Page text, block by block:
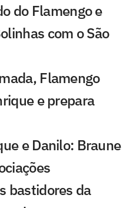
do Flamengo e
com o São
Flamengo
e prepara
e Danilo: Braune
bastidores da